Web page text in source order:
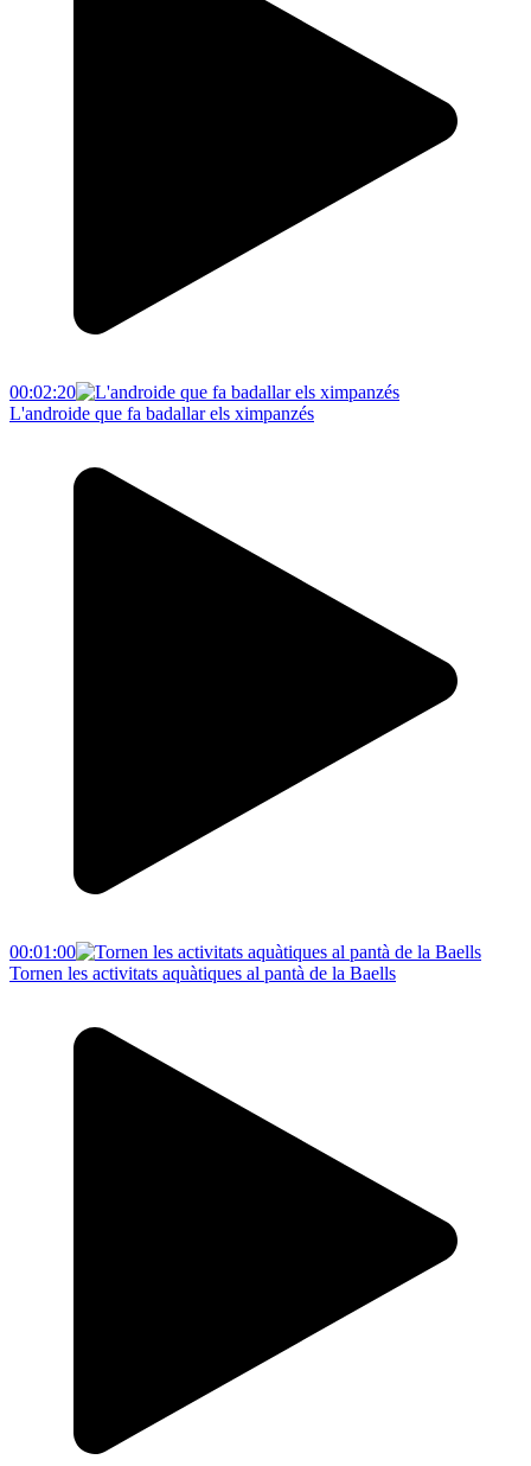
00:02:20
L'androide que fa badallar els ximpanzés
00:01:00
Tornen les activitats aquàtiques al pantà de la Baells